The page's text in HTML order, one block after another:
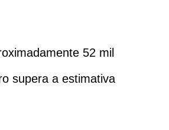
52 mil
supera a estimativa